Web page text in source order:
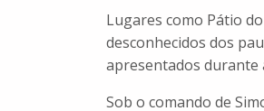
Lugares como Pátio
desconhecidos dos
apresentados durante
Sob o comando de